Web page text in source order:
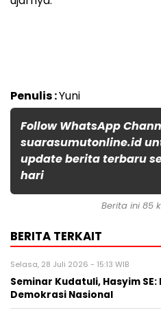
Penulis :Yuni
Follow WhatsApp
suarasumutonline.id
update berita terbaru
hari
Berita ini 85
BERITA TERKAIT
Selasa, 28 Juli 2026 - 15:13 WIB
Seminar Kudatuli, Hasyim
Demokrasi Nasional